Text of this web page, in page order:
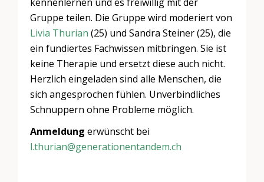
Gruppe teilen. Die Gruppe wird moderiert von
Livia Thurian(25) und Sandra Steiner (25), die
ein fundiertes Fachwissen mitbringen. Sie ist
keine Therapie und ersetzt diese auch nicht.
Herzlich eingeladen sind alle Menschen, die
sich angesprochen fühlen. Unverbindliches
Schnuppern ohne Probleme möglich.
Anmeldung erwünscht bei
l.thurian@generationentandem.ch